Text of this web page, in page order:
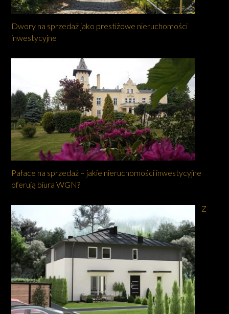
Dwory na sprzedaż jako prestiżowe nieruchomości
inwestycyjne
Pałace na sprzedaż – jakie nieruchomości inwestycyjne
oferują biura WGN?
Z